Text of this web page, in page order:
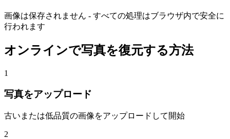
画像は保存されません - すべての処理はブラウザ内で安全に
行われます
オンラインで写真を復元する方法
1
写真をアップロード
古いまたは低品質の画像をアップロードして開始
2